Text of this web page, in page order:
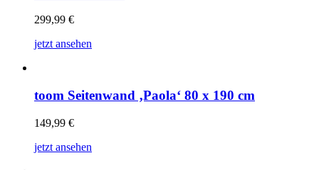
299,99 €
jetzt ansehen
toom Seitenwand ‚Paola‘ 80 x 190 cm
149,99 €
jetzt ansehen